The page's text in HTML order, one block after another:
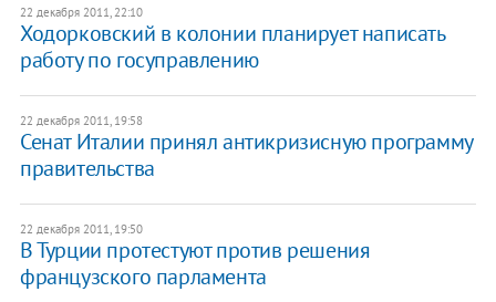
22 декабря 2011, 22:10
Ходорковский в колонии планирует написать
работу по госуправлению
22 декабря 2011, 19:58
​Сенат Италии принял антикризисную программу
правительства
22 декабря 2011, 19:50
В Турции протестуют против решения
французского парламента